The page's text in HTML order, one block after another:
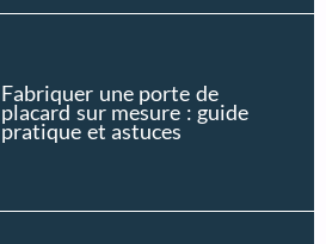
Fabriquer une porte de
placard sur mesure : guide
pratique et astuces